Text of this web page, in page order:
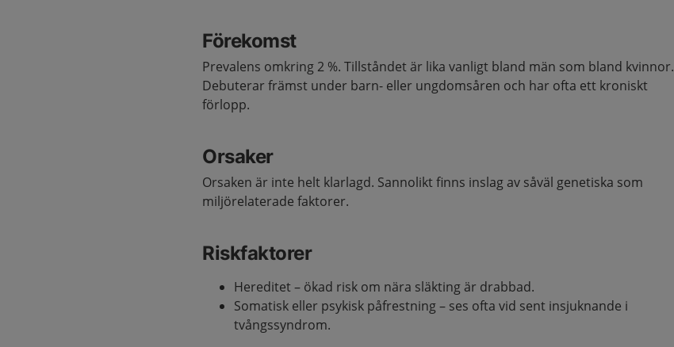
Förekomst
Prevalens omkring 2 %. Tillståndet är lika vanligt bland män som bland kvinnor.
Debuterar främst under barn- eller ungdomsåren och har ofta ett kroniskt
förlopp.
Orsaker
Orsaken är inte helt klarlagd. Sannolikt finns inslag av såväl genetiska som
miljörelaterade faktorer.
Riskfaktorer
Hereditet – ökad risk om nära släkting är drabbad.
Somatisk eller psykisk påfrestning – ses ofta vid sent insjuknande i
tvångssyndrom.